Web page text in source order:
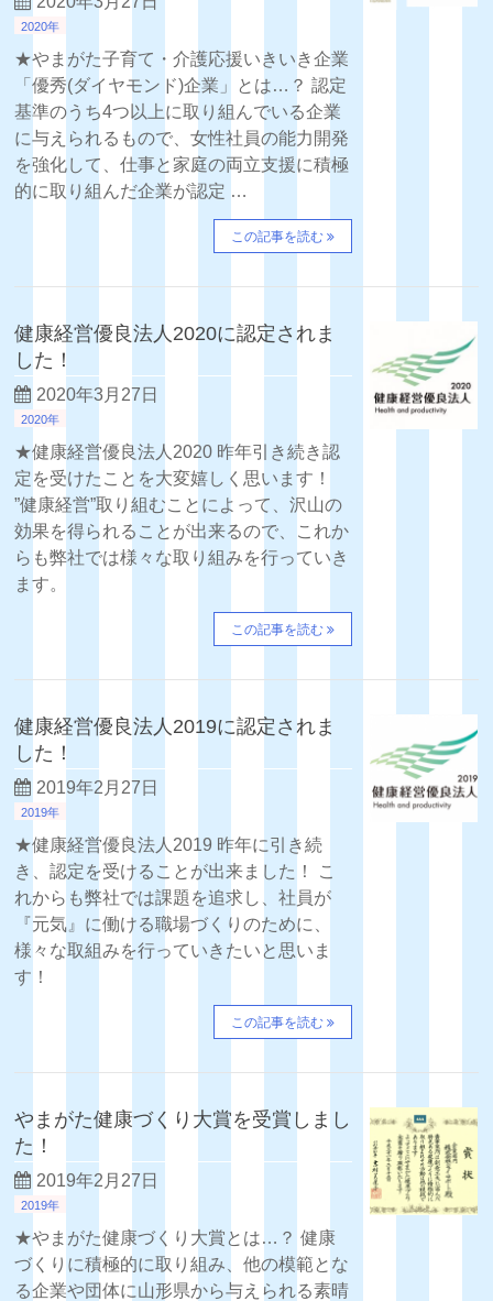
2020年
★やまがた子育て・介護応援いきいき企業
「優秀(ダイヤモンド)企業」とは…？ 認定
基準のうち4つ以上に取り組んでいる企業
に与えられるもので、女性社員の能力開発
を強化して、仕事と家庭の両立支援に積極
的に取り組んだ企業が認定 …
この記事を読む
健康経営優良法人2020に認定されま
した！
2020年3月27日
2020年
★健康経営優良法人2020 昨年引き続き認
定を受けたことを大変嬉しく思います！
”健康経営”取り組むことによって、沢山の
効果を得られることが出来るので、これか
らも弊社では様々な取り組みを行っていき
ます。
この記事を読む
健康経営優良法人2019に認定されま
した！
2019年2月27日
2019年
★健康経営優良法人2019 昨年に引き続
き、認定を受けることが出来ました！ こ
れからも弊社では課題を追求し、社員が
『元気』に働ける職場づくりのために、
様々な取組みを行っていきたいと思いま
す！
この記事を読む
やまがた健康づくり大賞を受賞しまし
た！
2019年2月27日
2019年
★やまがた健康づくり大賞とは…？ 健康
づくりに積極的に取り組み、他の模範とな
る企業や団体に山形県から与えられる素晴